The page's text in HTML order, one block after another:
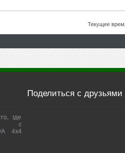
Текущее
где
с
4x4
Поделиться с друзьями